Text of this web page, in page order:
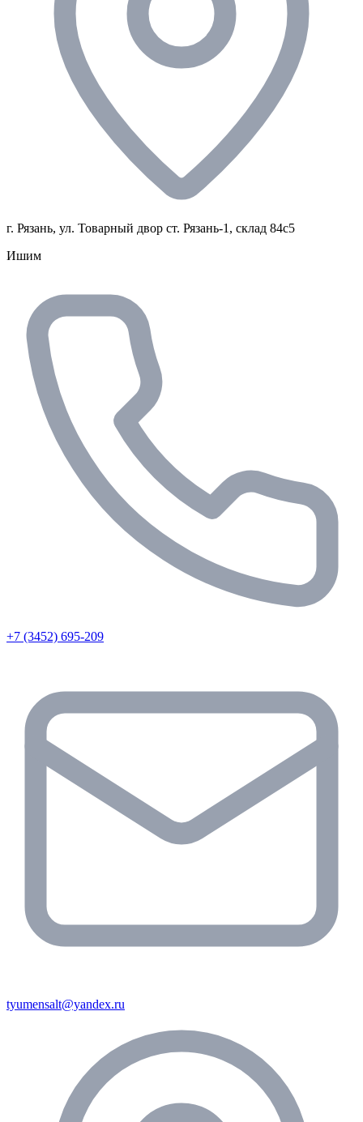
г. Рязань, ул. Товарный двор ст. Рязань-1, склад 84с5
Ишим
+7 (3452) 695-209
tyumensalt@yandex.ru